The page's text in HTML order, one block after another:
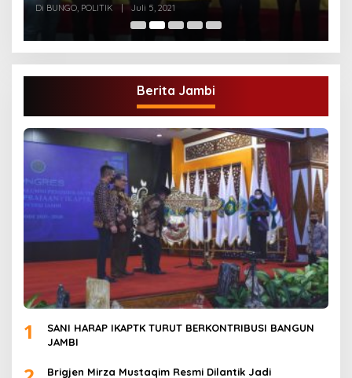
Di BUNGO, POLITIK Juli 5, 2021
Berita Jambi
1
SANI HARAP IKAPTK TURUT BERKONTRIBUSI BANGUN
JAMBI
Brigjen Mirza Mustaqim Resmi Dilantik Jadi